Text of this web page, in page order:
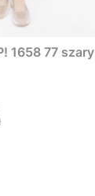
1658 77 szary